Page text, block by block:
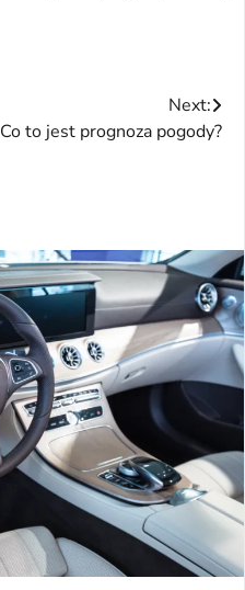
Next:
Co to jest prognoza pogody?